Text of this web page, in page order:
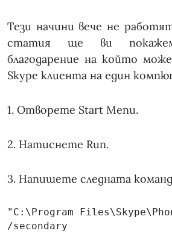
Тези начини вече не
статия ще ви
благодарение на който
Skype клиента на един
1. Отворете Start Menu.
2. Натиснете Run.
3. Напишете следната
"C:\Program
/secondary